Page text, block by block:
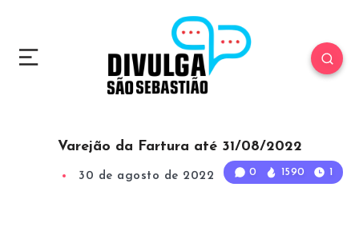
0 1590 1
Varejão da Fartura até 31/08/2022
30 de agosto de 2022 1 Min Read